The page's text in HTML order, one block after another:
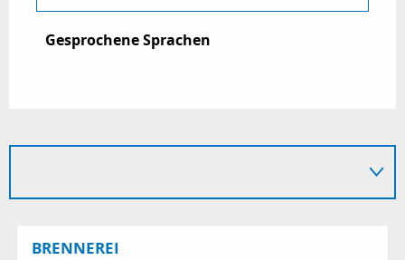
Gesprochene Sprachen
Gesprochene Sprachen
BRENNEREI